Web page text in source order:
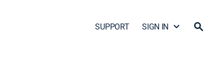
SUPPORT SIGN IN